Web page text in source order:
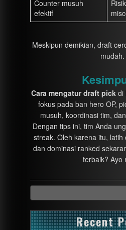
Counter musuh
efektif
Meskipun demikian, draft
mudah.
Cara mengatur draft pickdi
fokus pada ban hero OP,
musuh, koordinasi tim,
Dengan tips ini, tim Anda
streak. Oleh karena itu, latih
dan dominasi ranked
terbaik? Ayo
Recent